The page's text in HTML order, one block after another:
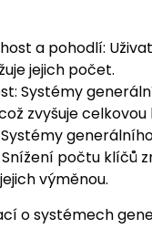
a pohodlí:
jejich počet.
Systémy
zvyšuje
Systémy
počtu klíčů
výměnou.
o systémech